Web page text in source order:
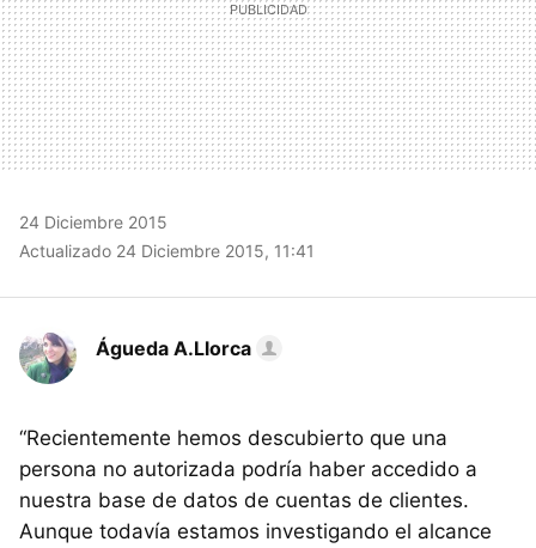
24 Diciembre 2015
Actualizado 24 Diciembre 2015, 11:41
Águeda A.Llorca
“Recientemente hemos descubierto que una
persona no autorizada podría haber accedido a
nuestra base de datos de cuentas de clientes.
Aunque todavía estamos investigando el alcance